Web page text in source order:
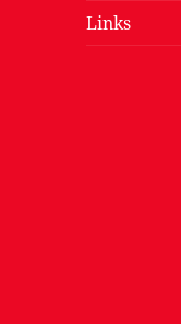
Links